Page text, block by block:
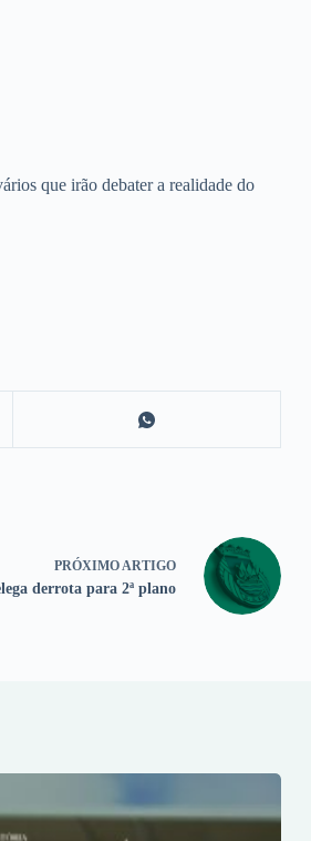
que irão debater a realidade do
PRÓXIMO ARTIGO
derrota para 2ª plano